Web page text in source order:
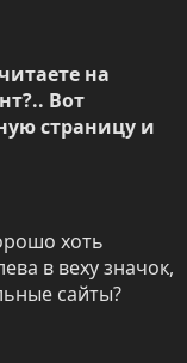
на
Вот
страницу и
хоть
в веху значок,
сайты?